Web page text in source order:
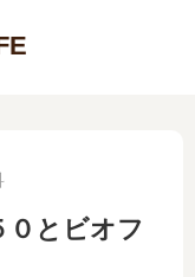
とビオフ